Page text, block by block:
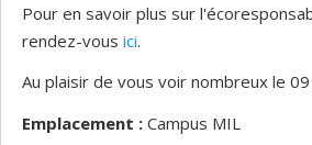
Pour en savoir plus sur
rendez-vous ici.
Au plaisir de vous voir nombreux le
Emplacement : Campus MIL